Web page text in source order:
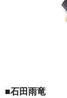
■石田雨竜